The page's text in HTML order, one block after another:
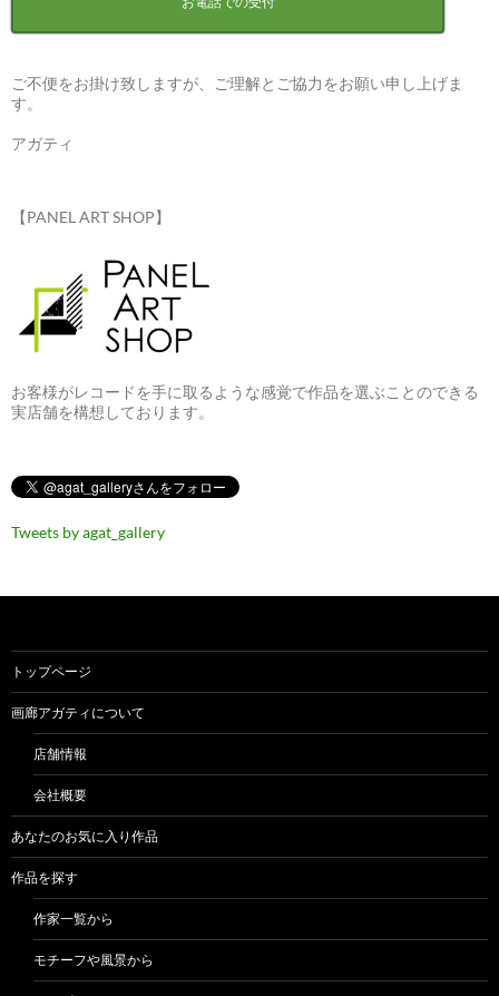
ご不便をお掛け致しますが、ご理解とご協力をお願い申し上げま
す。
アガティ
【PANEL ART SHOP】
お客様がレコードを手に取るような感覚で作品を選ぶことのできる
実店舗を構想しております。
Tweets by agat_gallery
トップページ
画廊アガティについて
店舗情報
会社概要
あなたのお気に入り作品
作品を探す
作家一覧から
モチーフや風景から